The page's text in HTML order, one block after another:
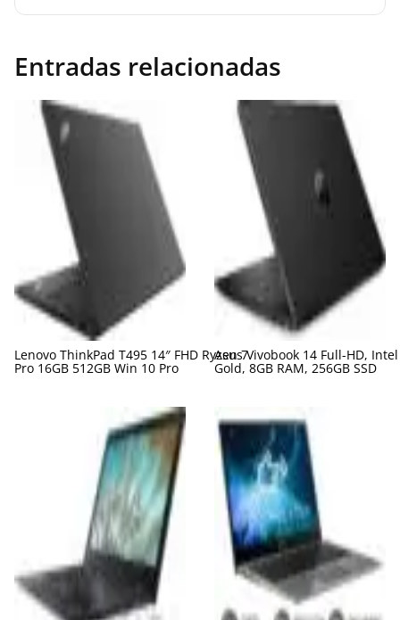
Entradas relacionadas
Lenovo ThinkPad T495 14″ FHD Ryzen 7
Pro 16GB 512GB Win 10 Pro
Asus Vivobook 14 Full-HD,
Gold, 8GB RAM, 256GB SSD